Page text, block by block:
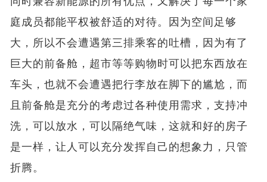
庭成员都能平权被舒适的对待。因为空间足够
大，所以不会遭遇第三排乘客的吐槽，因为有了
巨大的前备舱，超市等等购物时可以把东西放在
车头，也就不会遭遇把行李放在脚下的尴尬，而
且前备舱是充分的考虑过各种使用需求，支持冲
洗，可以放水，可以隔绝气味，这就和好的房子
是一样，让人可以充分发挥自己的想象力，只管
折腾。